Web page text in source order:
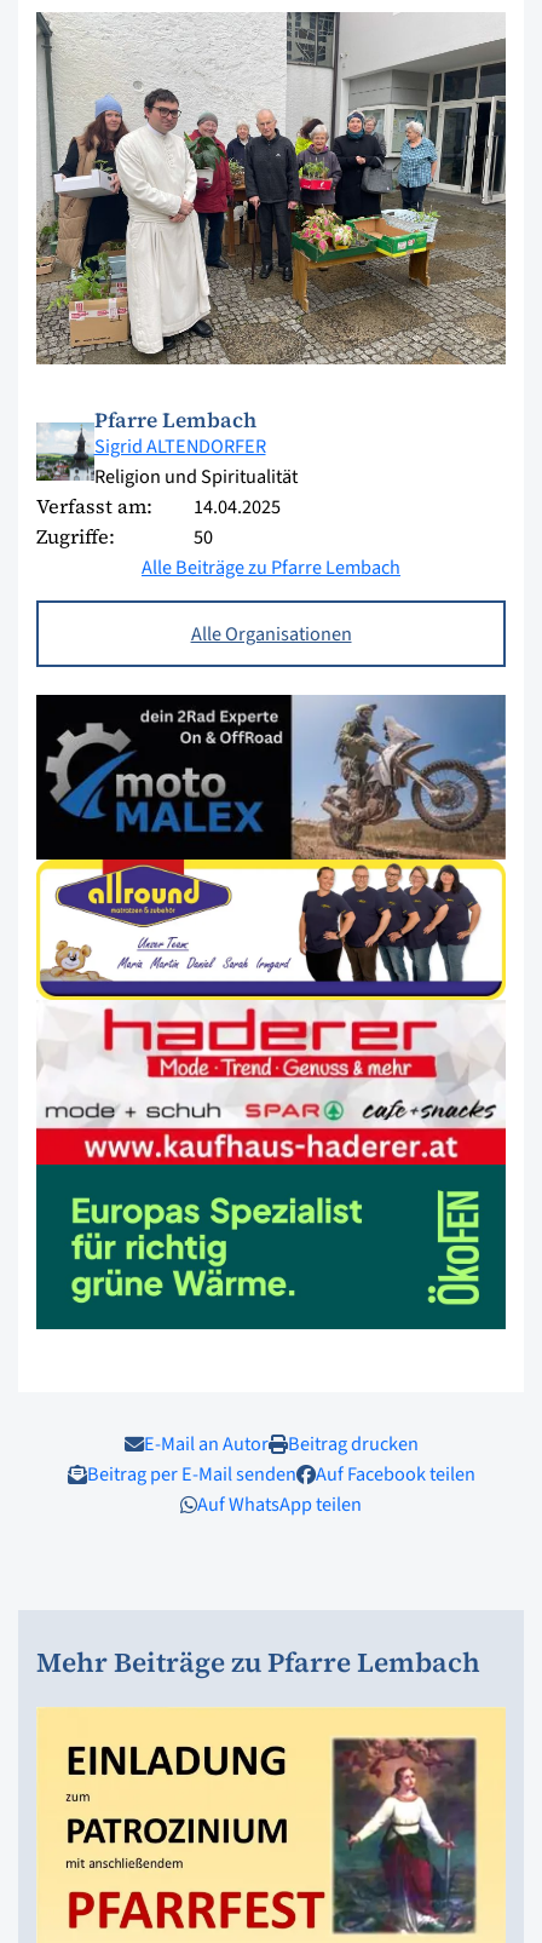
Pfarre Lembach
Sigrid ALTENDORFER
Religion und Spiritualität
Verfasst am: 14.04.2025
Zugriffe:
50
Alle Beiträge zu Pfarre Lembach
Alle Organisationen
E-Mail an Autor
Beitrag drucken
Beitrag per E-Mail senden
Auf Facebook teilen
Auf WhatsApp teilen
Mehr Beiträge zu Pfarre Lembach